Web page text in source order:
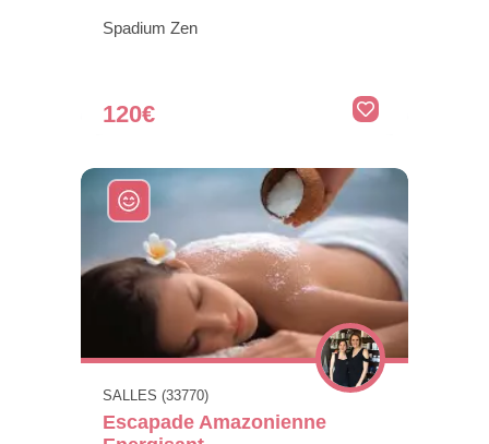
Spadium Zen
120€
SALLES (33770)
Escapade Amazonienne